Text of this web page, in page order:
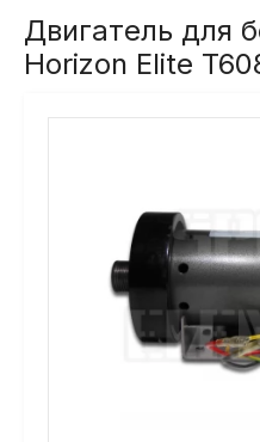
Двигатель для
Horizon Elite